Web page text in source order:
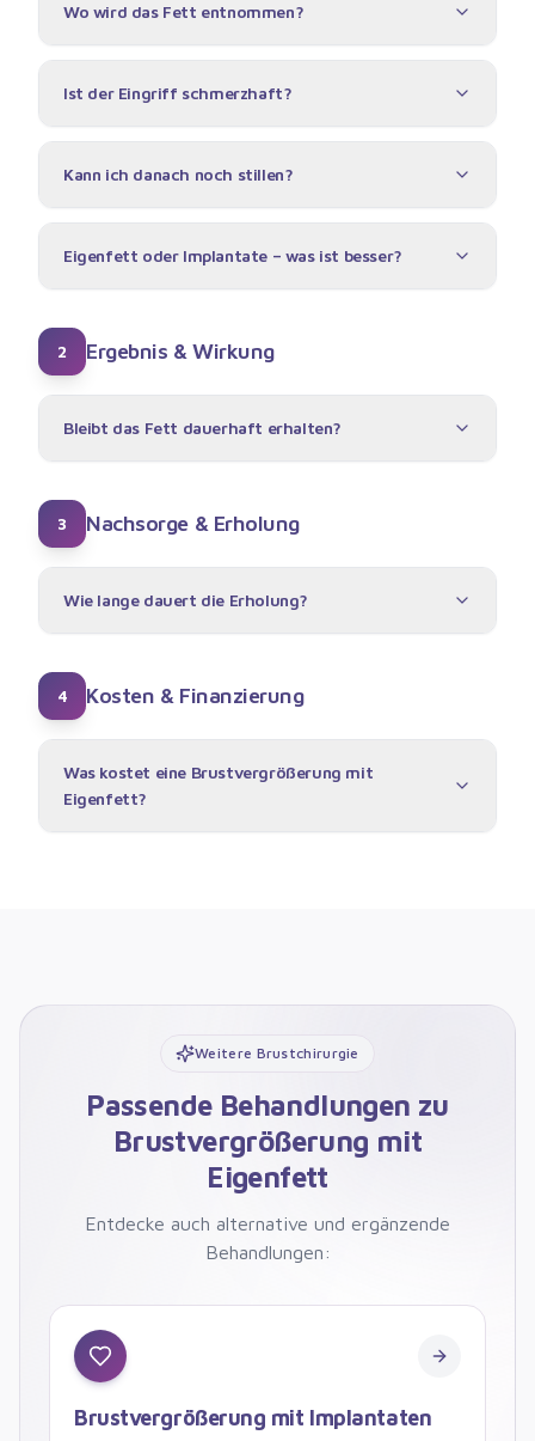
Wo wird das Fett entnommen?
Ist der Eingriff schmerzhaft?
Kann ich danach noch stillen?
Eigenfett oder Implantate – was ist besser?
2 Ergebnis & Wirkung
Bleibt das Fett dauerhaft erhalten?
3 Nachsorge & Erholung
Wie lange dauert die Erholung?
4 Kosten & Finanzierung
Was kostet eine Brustvergrößerung mit
Eigenfett?
Weitere Brustchirurgie
Passende Behandlungen zu
Brustvergrößerung mit
Eigenfett
Entdecke auch alternative und ergänzende
Behandlungen:
Brustvergrößerung mit Implantaten
Brustvergrößerung mit Implantaten